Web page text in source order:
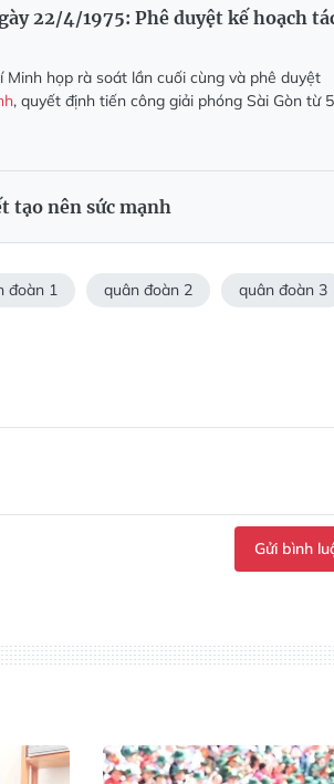
22/4/1975: Phê duyệt kế hoạch
họp rà soát lần cuối cùng và phê duyệt
, quyết định tiến công giải phóng Sài Gòn từ 5
tạo nên sức mạnh
đoàn 1 quân đoàn 2 quân đoàn 3
Gửi bình